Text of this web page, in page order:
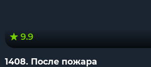
9.9
1408. После пожара